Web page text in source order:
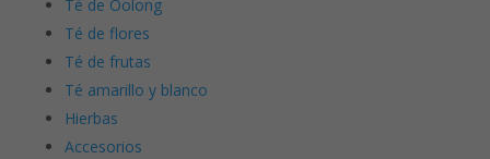
Té de Oolong
Té de flores
Té de frutas
Té amarillo y blanco
Hierbas
Accesorios